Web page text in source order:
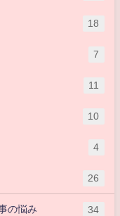
18
7
11
10
4
26
の悩み 34